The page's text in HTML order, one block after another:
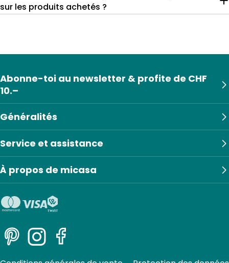
sur les produits achetés ?
Généralités
Service et assistance
À propos de micasa
Abonne-toi au newsletter & profite de CHF
10.–
PinterestInstagramFacebook